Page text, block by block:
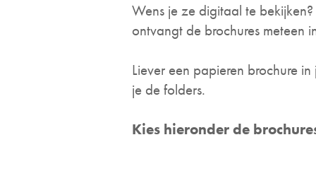
Wens je ze digitaal te
ontvangt de brochures meteen
Liever een papieren brochure
je de folders.
Kies hieronder de